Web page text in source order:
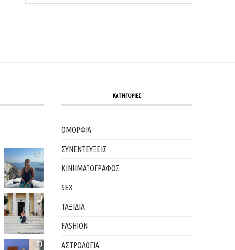
ΚΑΤΗΓΟΡΙΕΣ
ΟΜΟΡΦΙΑ
ΣΥΝΕΝΤΕΥΞΕΙΣ
ΚΙΝΗΜΑΤΟΓΡΑΦΟΣ
SEX
ΤΑΞΙΔΙΑ
FASHION
ΑΣΤΡΟΛΟΓΙΑ